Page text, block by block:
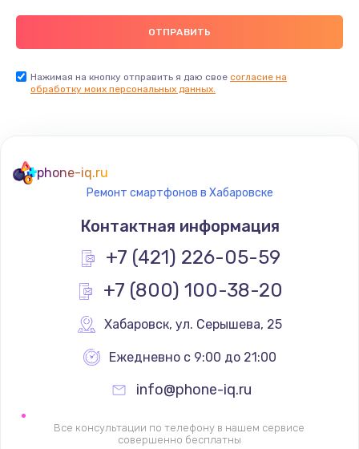
Заказать
2045 руб.
1090 руб.
Заказать
Замена видеочипа
2745 руб.
Заказать
Ремонт подсветки
Нажимая на кнопку отправить я даю свое согласие на
обработку моих персональных данных.
phone-iq.ru
Ремонт смартфонов в Хабаровске
Контактная информация
+7 (421) 226-05-59
+7 (800) 100-38-20
Хабаровск, ул. Серышева, 25
Ежедневно с 9:00 до 21:00
info@phone-iq.ru
Все консультации по телефону в нашем сервисе
совершенно бесплатны